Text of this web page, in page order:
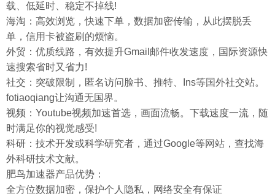
载、低延时、稳定不掉线!
海淘：高效浏览，快速下单，数据加密传输，从此摆脱丢
单，信用卡被盗刷的烦恼。
外贸：优质线路，有效提升Gmail邮件收发速度，国际资源快
速搜索省时又省力!
社交：突破限制，匿名访问脸书、推特、Ins等国外社交站。
fotiaoqiang让沟通无国界。
视频：Youtube视频加速首选，画面流畅。下载速度一流，随
时满足你的视觉感受!
科研：技术开发或科学研究者，通过Google等网站，查找海
外科研技术文献。
肥鸟加速器产品优势：
全方位数据加密，保护个人隐私，网络安全有保证